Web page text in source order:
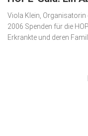
Viola Klein, Organisatorin
2006 Spenden für die
Erkrankte und deren